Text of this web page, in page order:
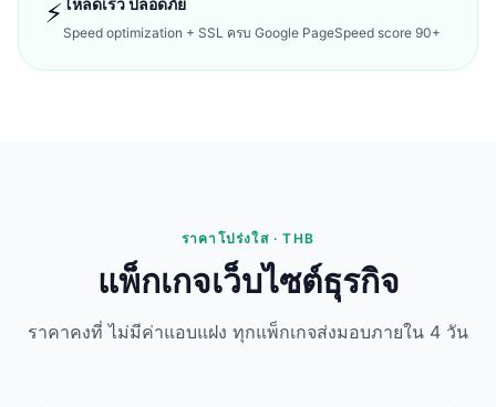
⚡โหลดเร็ว ปลอดภัย
Speed optimization + SSL ครบ Google PageSpeed score 90+
ราคาโปร่งใส · THB
แพ็กเกจเว็บไซต์ธุรกิจ
ราคาคงที่ ไม่มีค่าแอบแฝง ทุกแพ็กเกจส่งมอบภายใน 4 วัน